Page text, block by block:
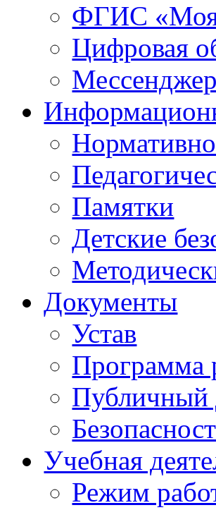
ФГИС
Цифровая
Памятки
Детские
Документы
Устав
Программа
Публичный
Учебная
Режим